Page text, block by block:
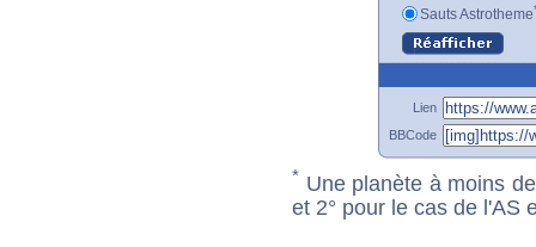
Sauts Astrotheme
Lien
BBCode
* Une planète à moins
et 2° pour le cas de l'AS